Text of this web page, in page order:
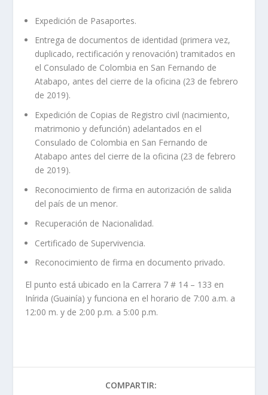
Expedición de Pasaportes.
Entrega de documentos de identidad (primera vez,
duplicado, rectificación y renovación) tramitados en
el Consulado de Colombia en San Fernando de
Atabapo, antes del cierre de la oficina (23 de febrero
de 2019).
Expedición de Copias de Registro civil (nacimiento,
matrimonio y defunción) adelantados en el
Consulado de Colombia en San Fernando de
Atabapo antes del cierre de la oficina (23 de febrero
de 2019).
Reconocimiento de firma en autorización de salida
del país de un menor.
Recuperación de Nacionalidad.
Certificado de Supervivencia.
Reconocimiento de firma en documento privado.
El punto está ubicado en la Carrera 7 # 14 – 133 en
Inírida (Guainía) y funciona en el horario de 7:00 a.m. a
12:00 m. y de 2:00 p.m. a 5:00 p.m.
COMPARTIR: